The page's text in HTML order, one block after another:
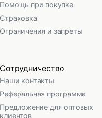
Помощь при покупке
Страховка
Ограничения и запреты
Сотрудничество
Наши контакты
Реферальная программа
Предложение для оптовых
клиентов